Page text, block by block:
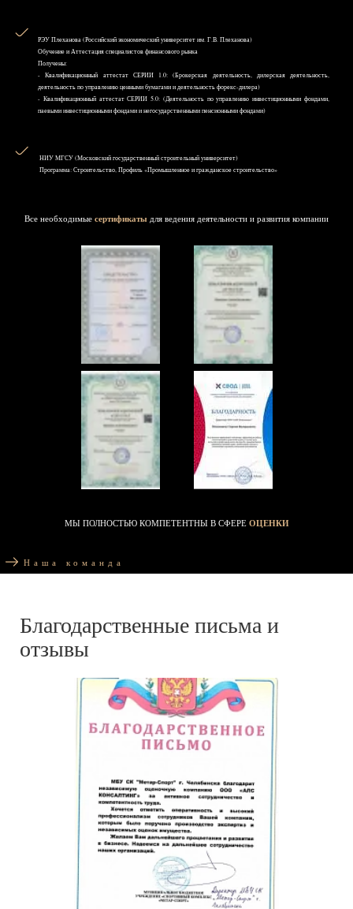
РЭУ Плеханова (Российский экономический университет им. Г.В. Плеханова)
Обучение и Аттестация специалистов финансового рынка
Получены:
- Квалификационный аттестат СЕРИИ 1.0: (Брокерская деятельность, дилерская деятельность,
деятельность по управлению ценными бумагами и деятельность форекс-дилера)
- Квалификационный аттестат СЕРИИ 5.0: (Деятельность по управлению инвестиционными фондами,
паевыми инвестиционными фондами и негосударственными пенсионными фондами)
НИУ MГСУ (Московский государственный строительный университет)
Программа: Строительство, Профиль «Промышленное и гражданское строительство»
Все необходимые сертификаты для ведения деятельности и развития компании
МЫ ПОЛНОСТЬЮ КОМПЕТЕНТНЫ В СФЕРЕ ОЦЕНКИ
Наша команда
Благодарственные письма и
отзывы